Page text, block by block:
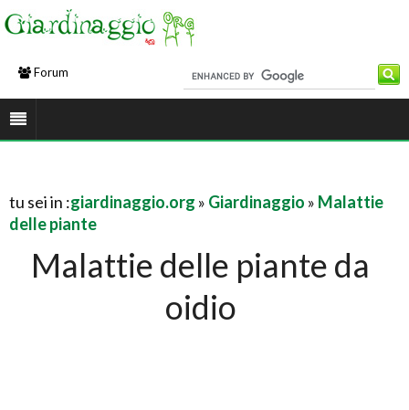
Forum
tu sei in :giardinaggio.org » Giardinaggio » Malattie
delle piante
Malattie delle piante da
oidio